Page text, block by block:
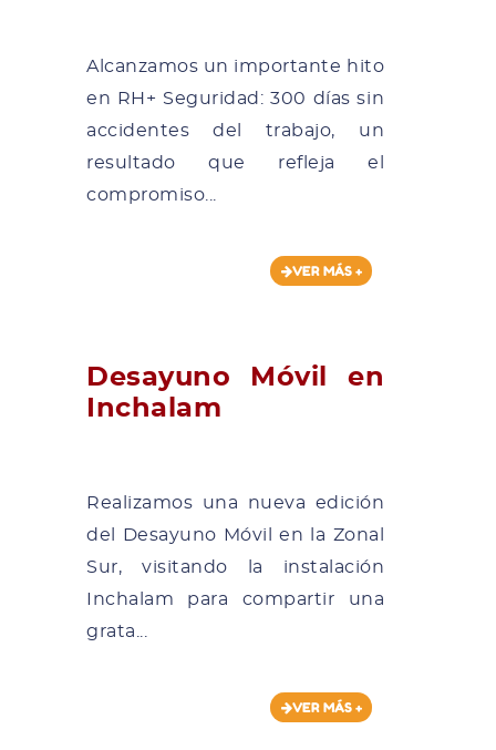
Alcanzamos un importante hito
en RH+ Seguridad: 300 días sin
accidentes del trabajo, un
resultado que refleja el
compromiso...
VER MÁS +
Desayuno Móvil en
Inchalam
Realizamos una nueva edición
del Desayuno Móvil en la Zonal
Sur, visitando la instalación
Inchalam para compartir una
grata...
VER MÁS +